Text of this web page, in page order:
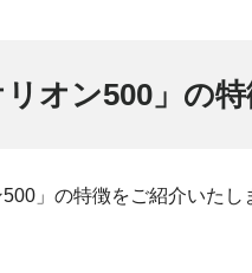
オン500」の特
」の特徴をご紹介いたし